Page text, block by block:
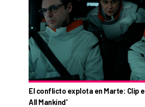
El conflicto explota en Marte: Clip
All Mankind'